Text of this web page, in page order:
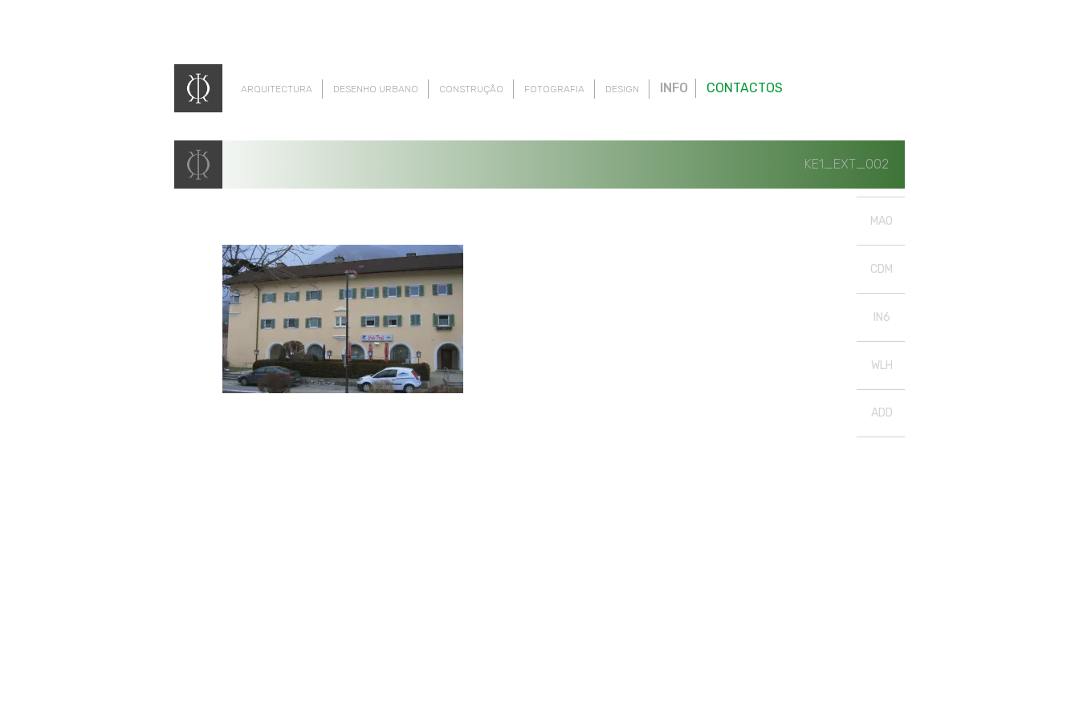
ARQUITECTURA DESENHO URBANO CONSTRUÇÃO FOTOGRAFIA DESIGN INFO CONTACTOS
KE1_EXT_002
MAO
CDM
IN6
WLH
ADD